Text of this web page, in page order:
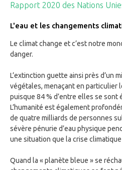
Rapport 2020 des Nations
L'eau et les changements
Le climat change et c’est notre
danger.
L’extinction guette ainsi près d’un
végétales, menaçant en particulier
puisque 84 % d’entre elles se sont
L’humanité est également
de quatre milliards de personnes
sévère pénurie d’eau physique
une situation que la crise
Quand la « planète bleue » se